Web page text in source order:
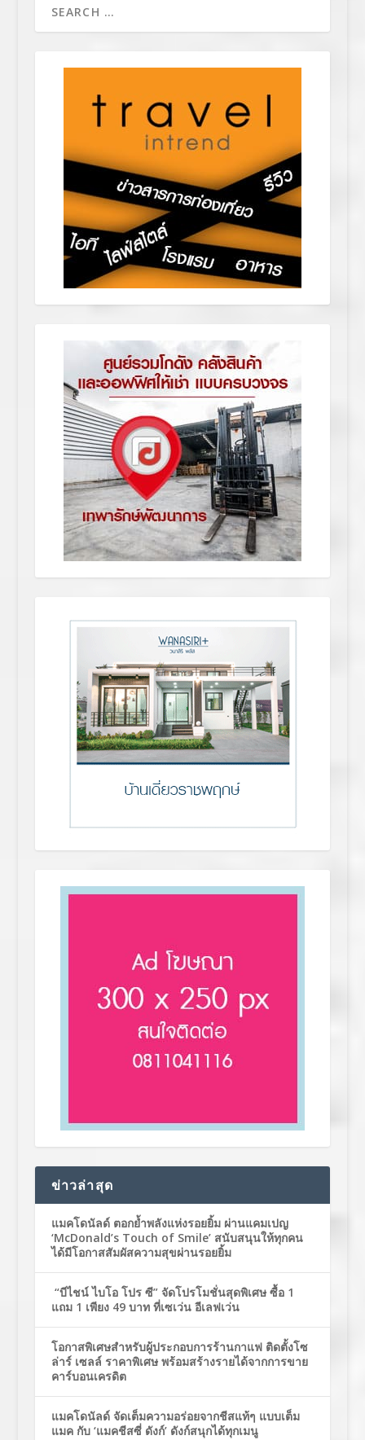
ข่าวล่าสุด
แมคโดนัลด์ ตอกย้ำพลังแห่งรอยยิ้ม ผ่านแคมเปญ
‘McDonald’s Touch of Smile’ สนับสนุนให้ทุกคน
ได้มีโอกาสสัมผัสความสุขผ่านรอยยิ้ม
“บีไชน์ ไบโอ โปร ซี” จัดโปรโมชั่นสุดพิเศษ ซื้อ 1
แถม 1 เพียง 49 บาท ที่เซเว่น อีเลฟเว่น
โอกาสพิเศษสำหรับผู้ประกอบการร้านกาแฟ ติดตั้งโซ
ล่าร์ เซลล์ ราคาพิเศษ พร้อมสร้างรายได้จากการขาย
คาร์บอนเครดิต
แมคโดนัลด์ จัดเต็มความอร่อยจากชีสแท้ๆ แบบเต็ม
แมค กับ ‘แมคชีสซี่ ดังก์’ ดังก์สนุกได้ทุกเมนู